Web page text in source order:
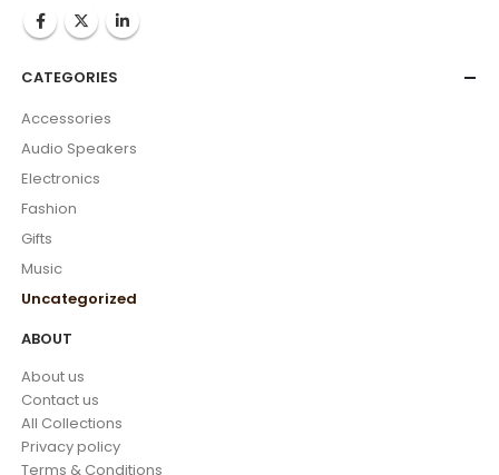
CATEGORIES
Accessories
Audio Speakers
Electronics
Fashion
Gifts
Music
Uncategorized
ABOUT
About us
Contact us
All Collections
Privacy policy
Terms & Conditions